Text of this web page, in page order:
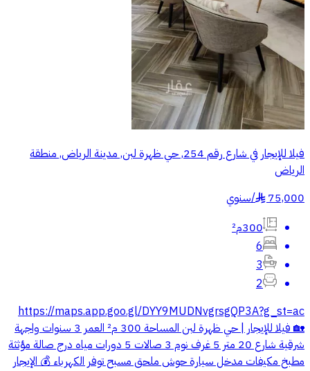
فيلا للإيجار في شارع رقم 254, حي ظهرة لبن, مدينة الرياض, منطقة
الرياض
75,000
§
/سنوي
300م²
6
3
2
https://maps.app.goo.gl/DYY9MUDNvgrsgQP3A?g_st=ac
🏡 فيلا للإيجار | حي ظهرة لبن المساحة 300 م² العمر 3 سنوات واجهة
شرقية شارع 20 متر 5 غرف نوم 3 صالات 5 دورات مياه درج صالة مؤثثة
مطبخ مكيفات مدخل سيارة حوش ملحق مسبح توفر الكهرباء 💰 الإيجار